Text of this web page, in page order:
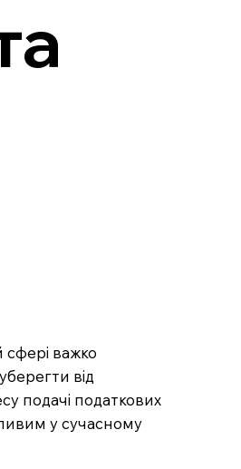
сфері важко
від
подачі податкових
у сучасному